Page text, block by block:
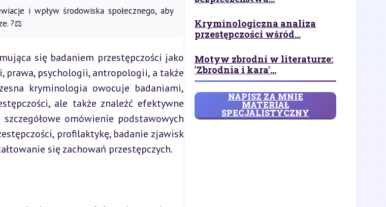
i wpływ środowiska społecznego, aby
?⚖️
się badaniem przestępczości jako
prawa, psychologii, antropologii, a także
kryminologia owocuje badaniami,
ale także znaleźć efektywne
omówienie podstawowych
profilaktykę, badanie zjawisk
się zachowań przestępczych.
Kryminologiczna analiza
przestępczości wśród...
Motyw zbrodni w literaturze:
'Zbrodnia i kara'...
NAPISZ ZA MNIE
MATERIAŁ
SPECJALISTYCZNY